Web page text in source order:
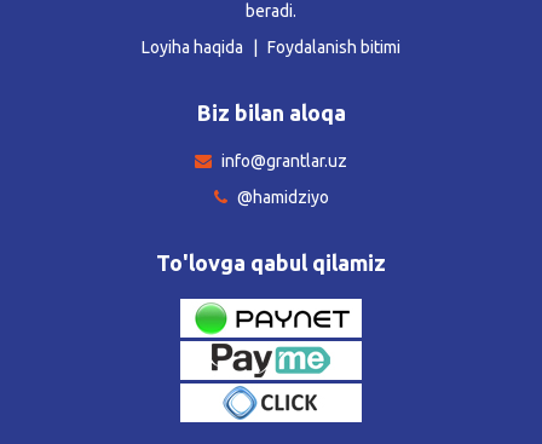
beradi.
Loyiha haqida
Foydalanish bitimi
Biz bilan aloqa
info@grantlar.uz
@hamidziyo
To'lovga qabul qilamiz